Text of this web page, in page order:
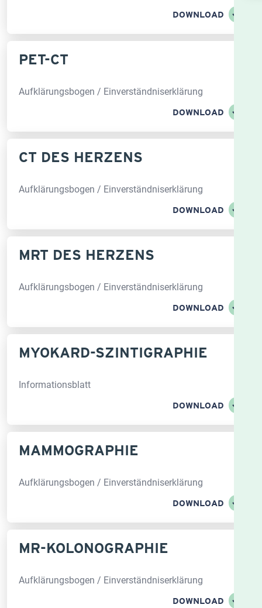
DOWNLOAD
PET-CT
Aufklärungsbogen / Einverständniserklärung
DOWNLOAD
CT DES HERZENS
Aufklärungsbogen / Einverständniserklärung
DOWNLOAD
MRT DES HERZENS
Aufklärungsbogen / Einverständniserklärung
DOWNLOAD
MYOKARD-SZINTIGRAPHIE
Informationsblatt
DOWNLOAD
MAMMO­GRAPHIE
Aufklärungsbogen / Einverständniserklärung
DOWNLOAD
MR-KOLONO­GRAPHIE
Aufklärungsbogen / Einverständniserklärung
DOWNLOAD